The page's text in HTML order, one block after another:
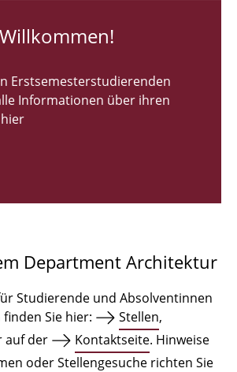
Erstsemesterstudierenden
Informationen über ihren
Department Architektur
Studierende und Absolventinnen
Sie hier:
Stellen,
auf der
Kontaktseite. Hinweise
oder Stellengesuche richten Sie